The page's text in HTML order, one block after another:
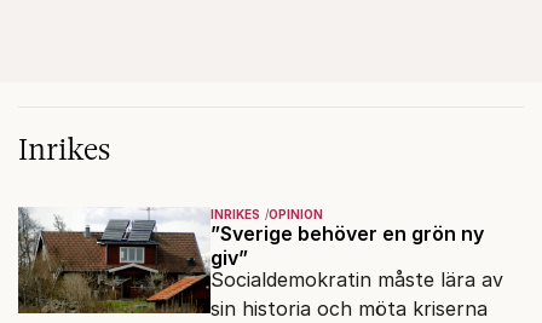
Inrikes
INRIKES OPINION
”Sverige behöver en grön ny
giv”
Socialdemokratin måste lära av
sin historia och möta kriserna